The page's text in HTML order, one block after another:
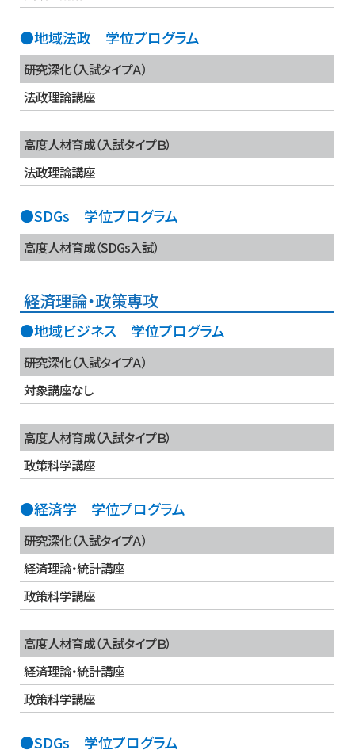
●地域法政 学位プログラム
研究深化（入試タイプＡ）
法政理論講座
高度人材育成（入試タイプＢ）
法政理論講座
●SDGs 学位プログラム
高度人材育成（SDGs入試）
経済理論・政策専攻
●地域ビジネス 学位プログラム
研究深化（入試タイプＡ）
対象講座なし
高度人材育成（入試タイプＢ）
政策科学講座
●経済学 学位プログラム
研究深化（入試タイプＡ）
経済理論・統計講座
政策科学講座
高度人材育成（入試タイプＢ）
経済理論・統計講座
政策科学講座
●SDGs 学位プログラム